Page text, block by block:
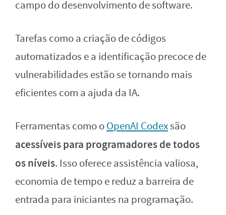
campo do desenvolvimento de software.
Tarefas como a criação de códigos
automatizados e a identificação precoce de
vulnerabilidades estão se tornando mais
eficientes com a ajuda da IA.
Ferramentas como oOpenAI Codexsão
acessíveis para programadores de todos
os níveis. Isso oferece assistência valiosa,
economia de tempo e reduz a barreira de
entrada para iniciantes na programação.